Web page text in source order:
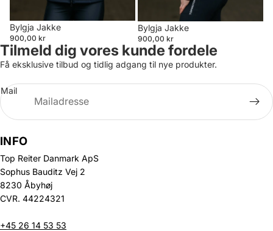
Bylgja Jakke
900,00 kr
Bylgja Jakke
900,00 kr
Tilmeld dig vores kunde fordele
Få eksklusive tilbud og tidlig adgang til nye produkter.
Mail
INFO
Top Reiter Danmark ApS
Sophus Bauditz Vej 2
8230 Åbyhøj
CVR. 44224321
+45 26 14 53 53